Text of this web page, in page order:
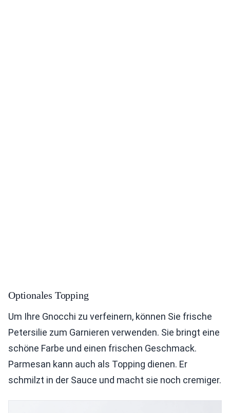
Optionales Topping
Um Ihre Gnocchi zu verfeinern, können Sie frische
Petersilie zum Garnieren verwenden. Sie bringt eine
schöne Farbe und einen frischen Geschmack.
Parmesan kann auch als Topping dienen. Er
schmilzt in der Sauce und macht sie noch cremiger.